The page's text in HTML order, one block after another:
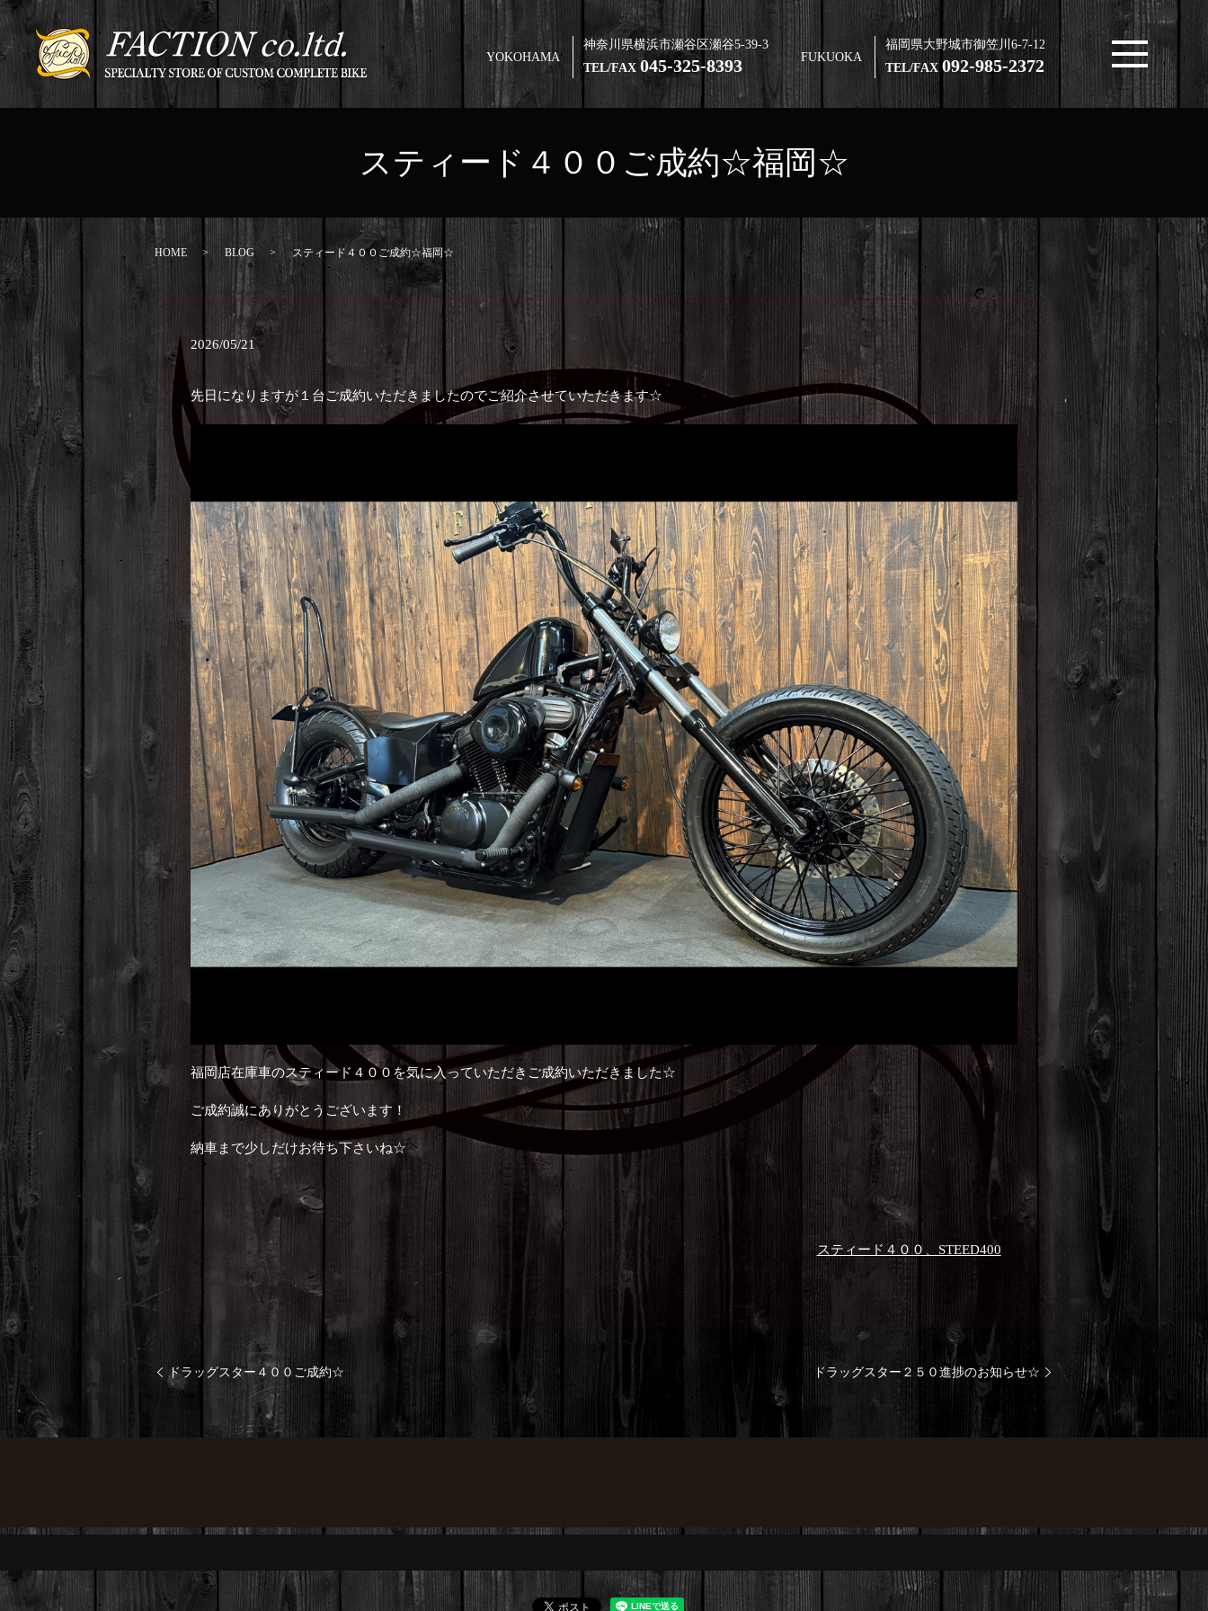
YOKOHAMA
神奈川県横浜市瀬谷区瀬谷5-39-3
TEL/FAX045-325-8393 FUKUOKA
福岡県大野城市御笠川6-7-12
TEL/FAX 092-985-2372
スティード４００ご成約☆福岡☆
HOME BLOG スティード４００ご成約☆福岡☆
2026/05/21
先日になりますが１台ご成約いただきましたのでご紹介させていただきます☆
福岡店在庫車のスティード４００を気に入っていただきご成約いただきました☆
ご成約誠にありがとうございます！
納車まで少しだけお待ち下さいね☆
スティード４００、STEED400
ドラッグスター４００ご成約☆ ドラッグスター２５０進捗のお知らせ☆